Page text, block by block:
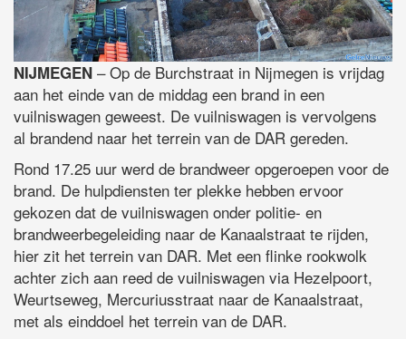
NIJMEGEN – Op de Burchstraat in Nijmegen is vrijdag
aan het einde van de middag een brand in een
vuilniswagen geweest. De vuilniswagen is vervolgens
al brandend naar het terrein van de DAR gereden.
Rond 17.25 uur werd de brandweer opgeroepen voor de
brand. De hulpdiensten ter plekke hebben ervoor
gekozen dat de vuilniswagen onder politie- en
brandweerbegeleiding naar de Kanaalstraat te rijden,
hier zit het terrein van DAR. Met een flinke rookwolk
achter zich aan reed de vuilniswagen via Hezelpoort,
Weurtseweg, Mercuriusstraat naar de Kanaalstraat,
met als einddoel het terrein van de DAR.